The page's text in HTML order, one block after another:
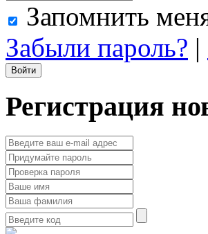
Запомнить
Забыли пароль? |
Регистрация